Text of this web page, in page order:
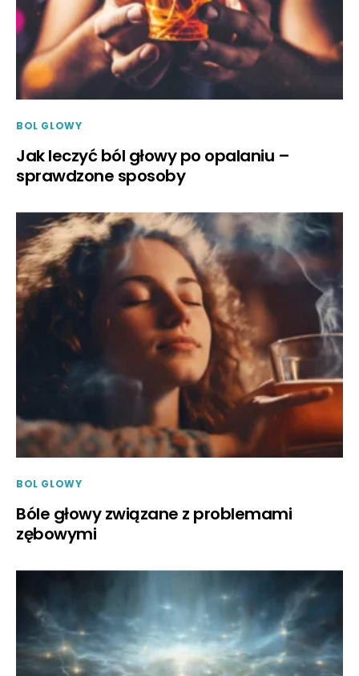
BOL GLOWY
Jak leczyć ból głowy po opalaniu –
sprawdzone sposoby
BOL GLOWY
Bóle głowy związane z problemami
zębowymi